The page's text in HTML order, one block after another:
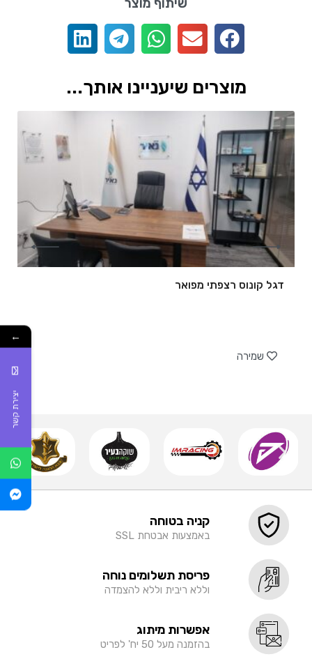
שיתוף מוצר
מוצרים שיעניינו אותך...
דגל קונוס רצפתי מפואר
שמירה
קניה בטוחה
באמצעות אבטחת SSL
פריסת תשלומים נוחה
וללא ריבית וללא להצמדה
אפשרות מיתוג
בהזמנה מעל 50 יח' לפריט
←
יצירת קשר